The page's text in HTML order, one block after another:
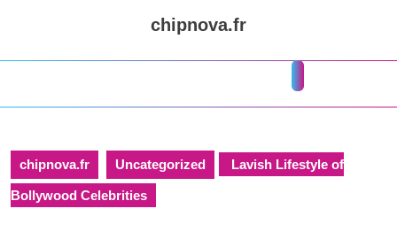
chipnova.fr
chipnova.fr Uncategorized Lavish Lifestyle of
Bollywood Celebrities